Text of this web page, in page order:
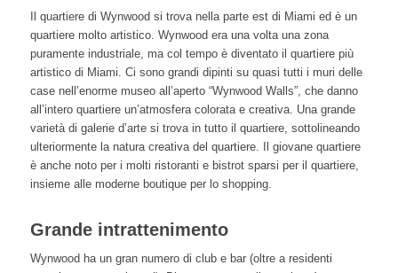
Il quartiere di Wynwood si trova nella parte est di Miami ed è un
quartiere molto artistico. Wynwood era una volta una zona
puramente industriale, ma col tempo è diventato il quartiere più
artistico di Miami. Ci sono grandi dipinti su quasi tutti i muri delle
case nell’enorme museo all’aperto “Wynwood Walls”, che danno
all’intero quartiere un’atmosfera colorata e creativa. Una grande
varietà di galerie d’arte si trova in tutto il quartiere, sottolineando
ulteriormente la natura creativa del quartiere. Il giovane quartiere
è anche noto per i molti ristoranti e bistrot sparsi per il quartiere,
insieme alle moderne boutique per lo shopping.
Grande intrattenimento
Wynwood ha un gran numero di club e bar (oltre a residenti